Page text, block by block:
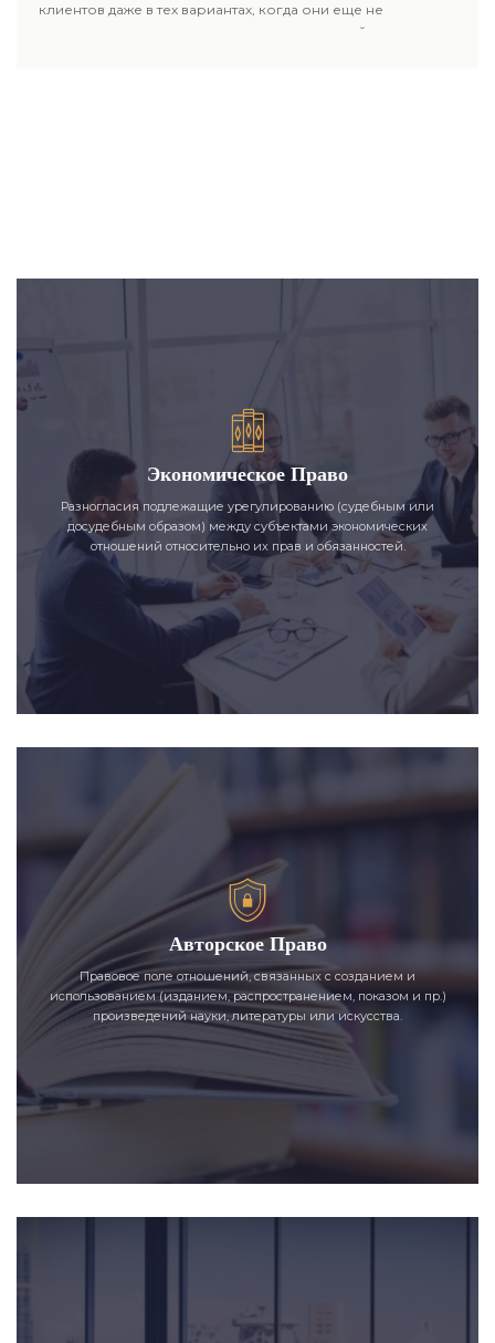
клиентов даже в тех вариантах, когда они еще не
пользовались юридическими услугами нашей компании.
Экономическое Право
Разногласия подлежащие урегулированию (судебным или
досудебным образом) между субъектами экономических
отношений относительно их прав и обязанностей.
Авторское Право
Правовое поле отношений, связанных с созданием и
использованием (изданием, распространением, показом и пр.)
произведений науки, литературы или искусства.